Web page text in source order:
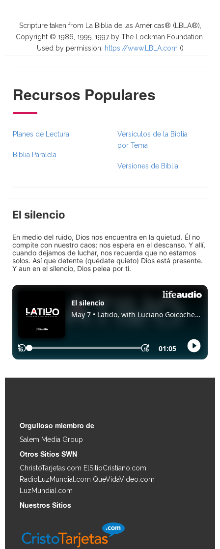
Scripture taken from La Biblia de las Américas® (LBLA®),
Copyright © 1986, 1995, 1997 by The Lockman Foundation.
Used by permission.
https://www.LBLA.com ()
Recursos Populares
Planes de Lectura
Biblia Paralela
Versículos de la Biblia
por Tema
Versiones de Biblia
El silencio
En medio del ruido, Dios nos encuentra en la quietud. Él no
compite con nuestro caos; nos espera en el descanso. Y allí,
cuando dejamos de luchar, nos recuerda que no estamos
solos. Así que detente (quédate quieto) Dios está presente.
Y aun en el silencio, Dios pelea por ti.
Orgulloso miembro de
Salem Media Group
Otros Sitios SWN
ChristoTarjetas.com ElSitioCristiano.com
RadioLuzMundial.com QueVidaVideo.com
LuzMundial.com
Nuestros Sitios